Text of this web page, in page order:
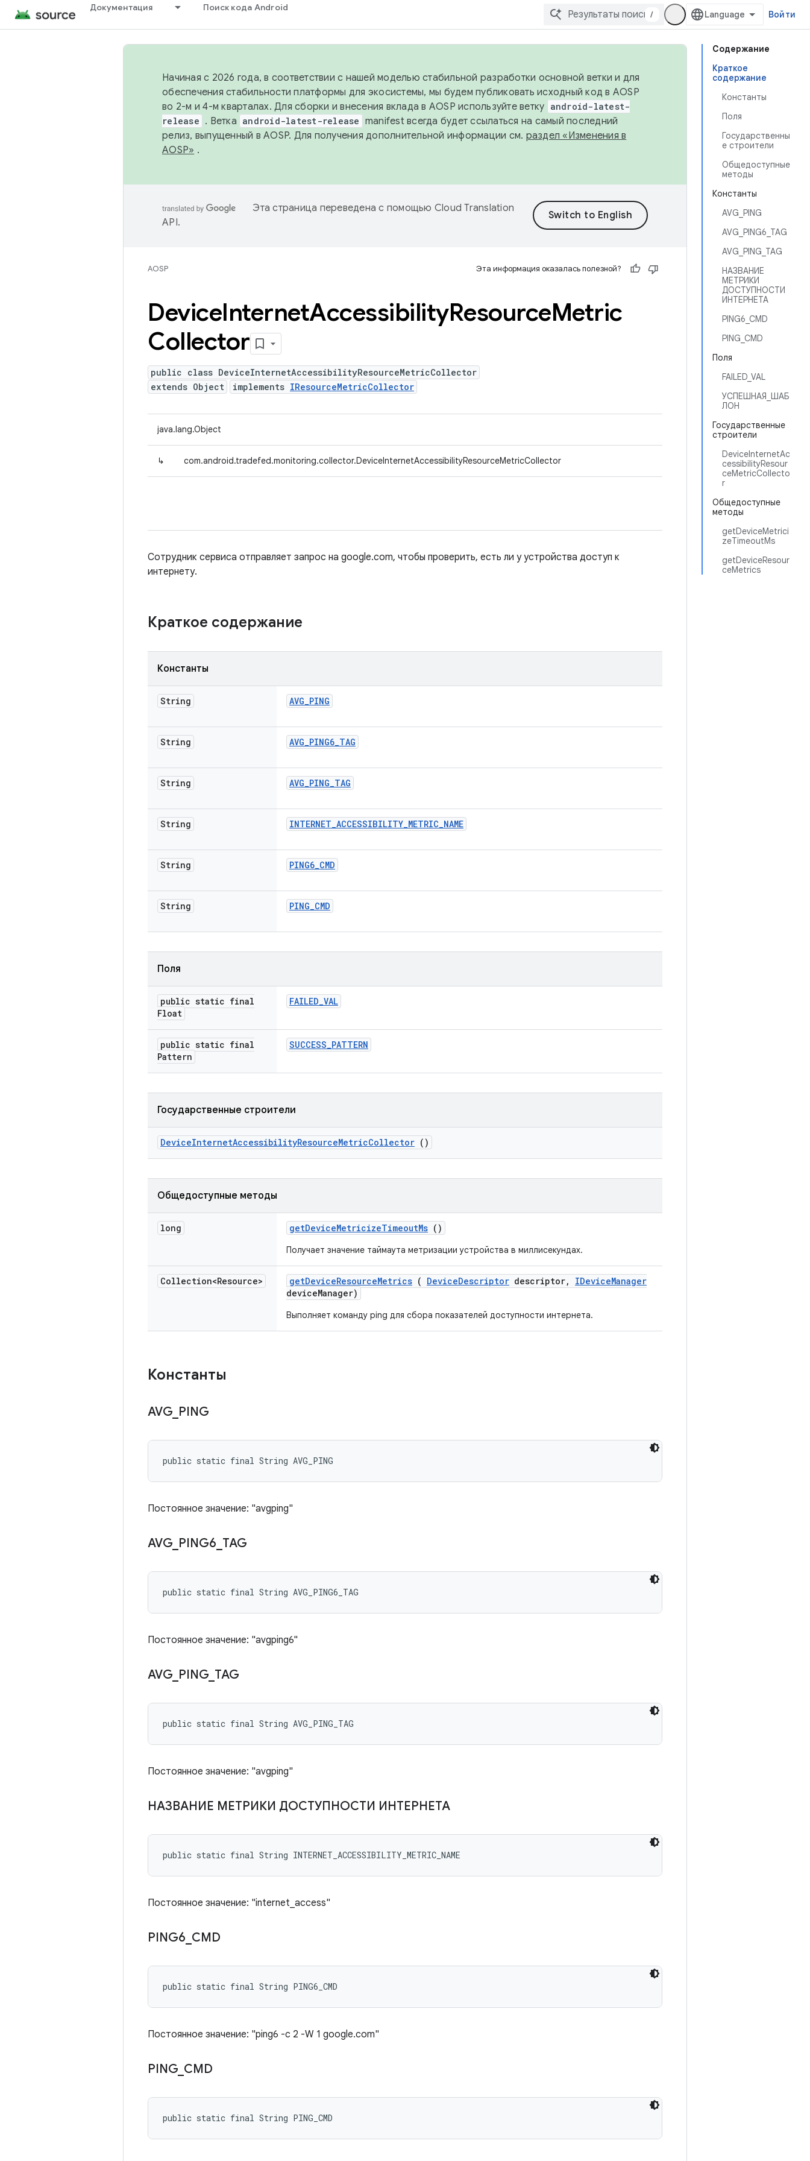
Документация Поиск кода Android
/ Войти
Содержание
Краткое
содержание
Константы
Поля
Государственны
е строители
Общедоступные
методы
Константы
AVG_PING
AVG_PING6_TAG
AVG_PING_TAG
НАЗВАНИЕ
МЕТРИКИ
ДОСТУПНОСТИ
ИНТЕРНЕТА
PING6_CMD
PING_CMD
Поля
FAILED_VAL
УСПЕШНАЯ_ШАБ
ЛОН
Государственные
строители
DeviceInternetAc
cessibilityResour
ceMetricCollecto
r
Общедоступные
методы
getDeviceMetrici
zeTimeoutMs
getDeviceResour
ceMetrics
Начиная с 2026 года, в соответствии с нашей моделью стабильной разработки основной ветки и для
обеспечения стабильности платформы для экосистемы, мы будем публиковать исходный код в AOSP
во 2-м и 4-м кварталах. Для сборки и внесения вклада в AOSP используйте ветку android-latest-
release . Ветка android-latest-release manifest всегда будет ссылаться на самый последний
релиз, выпущенный в AOSP. Для получения дополнительной информации см. раздел «Изменения в
AOSP» .
Эта страница переведена с помощью Cloud Translation
API.
AOSP Эта информация оказалась полезной?
DeviceInternetAccessibilityResourceMetric
Collector
public class DeviceInternetAccessibilityResourceMetricCollector
extends Object
implements IResourceMetricCollector
java.lang.Object
↳ com.android.tradefed.monitoring.collector.DeviceInternetAccessibilityResourceMetricCollector
Сотрудник сервиса отправляет запрос на google.com, чтобы проверить, есть ли у устройства доступ к
интернету.
Краткое содержание
Константы
String AVG_PING
String AVG_PING6_TAG
String AVG_PING_TAG
String INTERNET_ACCESSIBILITY_METRIC_NAME
String PING6_CMD
String PING_CMD
Поля
public static final
Float
FAILED_VAL
public static final
Pattern
SUCCESS_PATTERN
Государственные строители
DeviceInternetAccessibilityResourceMetricCollector ()
Общедоступные методы
long getDeviceMetricizeTimeoutMs ()
Получает значение таймаута метризации устройства в миллисекундах.
Collection<Resource> getDeviceResourceMetrics ( DeviceDescriptor descriptor, IDeviceManager
deviceManager)
Выполняет команду ping для сбора показателей доступности интернета.
Константы
AVG PING
public static final String AVG_PING
Постоянное значение: "avgping"
AVG PING6 TAG
public static final String AVG_PING6_TAG
Постоянное значение: "avgping6"
AVG PING TAG
public static final String AVG_PING_TAG
Постоянное значение: "avgping"
НАЗВАНИЕ МЕТРИКИ ДОСТУПНОСТИ ИНТЕРНЕТА
public static final String INTERNET_ACCESSIBILITY_METRIC_NAME
Постоянное значение: "internet_access"
PING6 CMD
public static final String PING6_CMD
Постоянное значение: "ping6 -c 2 -W 1 google.com"
PING CMD
public static final String PING_CMD